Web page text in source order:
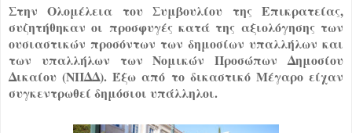
Στην Ολομέλεια του Συμβουλίου της Επικρατείας,
συζητήθηκαν οι προσφυγές κατά της αξιολόγησης των
ουσιαστικών προσόντων των δημοσίων υπαλλήλων και
των υπαλλήλων των Νομικών Προσώπων Δημοσίου
Δικαίου (ΝΠΔΔ). Έξω από το δικαστικό Μέγαρο είχαν
συγκεντρωθεί δημόσιοι υπάλληλοι.